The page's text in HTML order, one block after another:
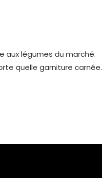
aux légumes du marché.
quelle garniture carnée.